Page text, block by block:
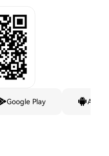
Google Play